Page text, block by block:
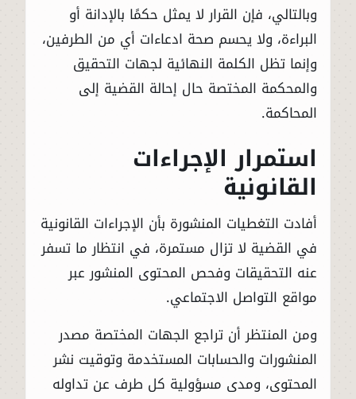
وبالتالي، فإن القرار لا يمثل حكمًا بالإدانة أو
البراءة، ولا يحسم صحة ادعاءات أي من الطرفين،
وإنما تظل الكلمة النهائية لجهات التحقيق
والمحكمة المختصة حال إحالة القضية إلى
المحاكمة.
استمرار الإجراءات
القانونية
أفادت التغطيات المنشورة بأن الإجراءات القانونية
في القضية لا تزال مستمرة، في انتظار ما تسفر
عنه التحقيقات وفحص المحتوى المنشور عبر
مواقع التواصل الاجتماعي.
ومن المنتظر أن تراجع الجهات المختصة مصدر
المنشورات والحسابات المستخدمة وتوقيت نشر
المحتوى، ومدى مسؤولية كل طرف عن تداوله